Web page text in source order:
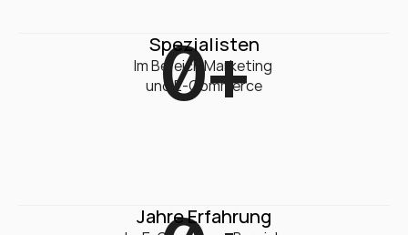
0+
Spezialisten
Im Bereich Marketing
und E-Commerce
Jahre Erfahrung